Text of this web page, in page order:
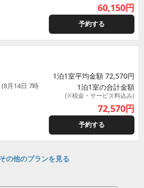
60,150円
予約する
月14日 7時
1泊1室平均金額 72,570円
1泊1室の合計金額
(※税金・サービス料込み)
72,570円
予約する
の他のプランを見る